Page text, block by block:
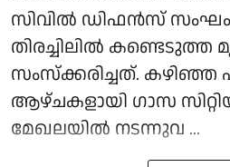
സിവില്‍ ഡിഫന്‍സ് സംഘം
തിരച്ചിലില്‍
സംസ്‌ക്കരിച്ചത്.
ആഴ്ചകളായി ഗാസ
മേഖലയില്‍ നടന്നുവ ...